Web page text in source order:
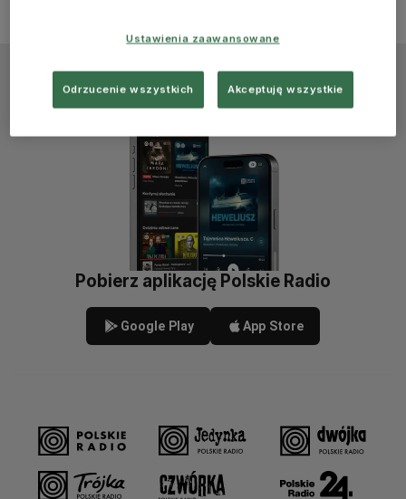
Pobierz aplikację Polskie Radio
Google Play App Store
Ustawienia zaawansowane
Odrzucenie wszystkich Akceptuję wszystkie